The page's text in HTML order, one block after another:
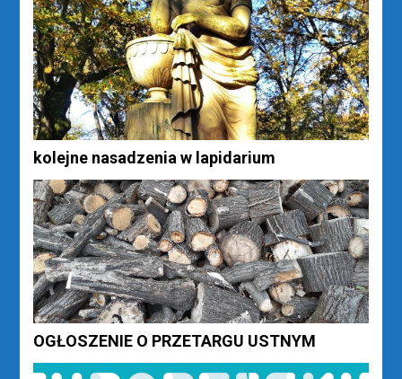
kolejne nasadzenia w lapidarium
OGŁOSZENIE O PRZETARGU USTNYM